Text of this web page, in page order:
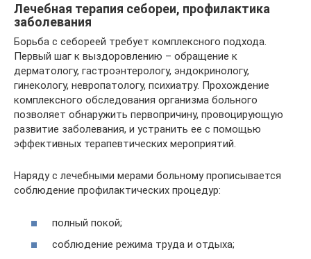
Лечебная терапия себореи, профилактика
заболевания
Борьба с себореей требует комплексного подхода.
Первый шаг к выздоровлению – обращение к
дерматологу, гастроэнтерологу, эндокринологу,
гинекологу, невропатологу, психиатру. Прохождение
комплексного обследования организма больного
позволяет обнаружить первопричину, провоцирующую
развитие заболевания, и устранить ее с помощью
эффективных терапевтических мероприятий.
Наряду с лечебными мерами больному прописывается
соблюдение профилактических процедур:
полный покой;
соблюдение режима труда и отдыха;